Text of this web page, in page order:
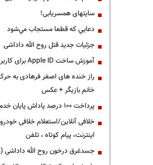
سایتهای همسریابی!
دعايي كه قطعا مستجاب مي‌شود
جزئیات جدید قتل روح الله داداشی
آموزش ساخت Apple ID برای کاربران ایرانی
راز خنده های اصغر فرهادی به
خانم بازیگر + عکس
پرداخت ۱۰۰ درصد پاداش پایان خدمت فرهنگیان
خلافی آنلاین/استعلام خلافی
اینترنت، پیام کوتاه ، تلفن
جسدغرق درخون روح الله